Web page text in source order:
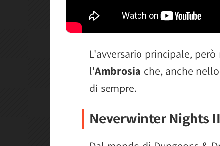
L'avversario principale,
l'Ambrosia che, anche
di sempre.
Neverwinter Nights